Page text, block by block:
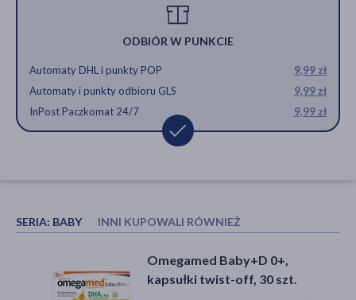
ODBIÓR W PUNKCIE
Automaty DHL i punkty POP
9,99 zł
Automaty i punkty odbioru GLS
9,99 zł
InPost Paczkomat 24/7
9,99 zł
SERIA: BABY INNI KUPOWALI RÓWNIEŻ
Vigantol, krople doustne,
(20.000 j.m./ml), 10 ml
Omegamed Baby+D 0+,
kapsułki twist-off, 30 szt.